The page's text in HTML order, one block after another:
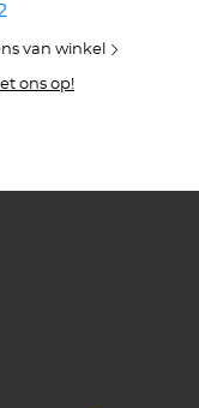
van winkel
ons op!